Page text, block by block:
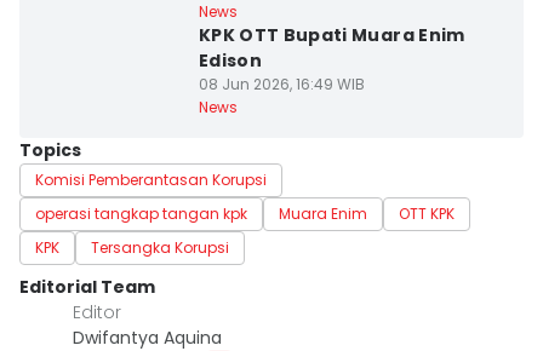
News
KPK OTT Bupati Muara Enim
Edison
08 Jun 2026, 16:49 WIB
News
Topics
Komisi Pemberantasan Korupsi
operasi tangkap tangan kpk
Muara Enim
OTT KPK
KPK
Tersangka Korupsi
Editorial Team
Editor
Dwifantya Aquina